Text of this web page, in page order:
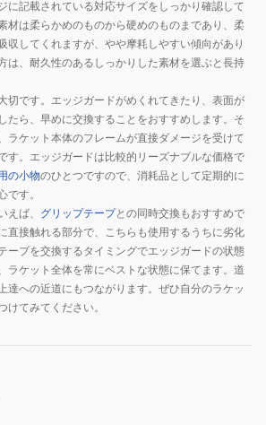
に記載されている対応サイズをしっかり確認して
材は柔らかめのものから硬めのものまであり、柔
収してくれますが、やや摩耗しやすい傾向があり
は、耐久性のあるしっかりした素材を選ぶと長持
切です。エッジガードがめくれてきたり、表面が
たら、早めに交換することをおすすめします。そ
ラケット本体のフレームが直接ダメージを受けて
す。エッジガードは比較的リーズナブルな価格で
の小物のひとつですので、消耗品として定期的に
です。
えば、 グリップテープとの同時交換もおすすめで
直接触れる部分で、こちらも使用するうちに劣化
ープを交換するタイミングでエッジガードの状態
ラケット全体を常にベストな状態に保てます。道
達への近道にもつながります。ぜひ自分のラケッ
けてみてください。